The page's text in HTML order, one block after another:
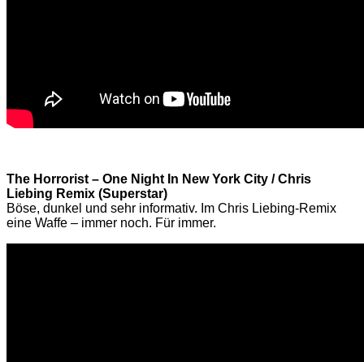
The Horrorist – One Night In New York City / Chris
Liebing Remix (Superstar)
Böse, dunkel und sehr informativ. Im Chris Liebing-Remix
eine Waffe – immer noch. Für immer.